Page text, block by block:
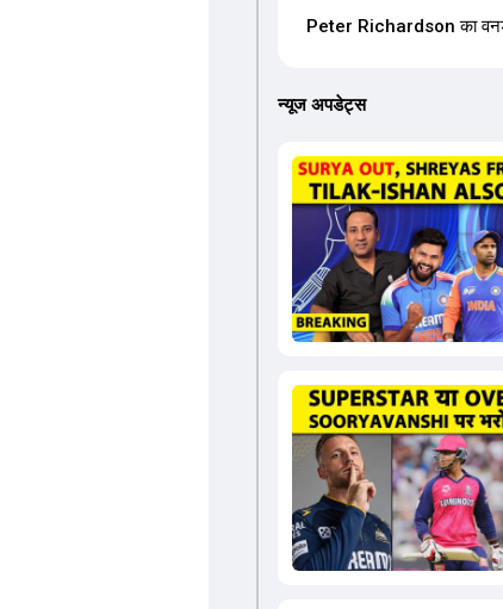
Peter Richardson का वनडे
न्यूज अपडेट्स